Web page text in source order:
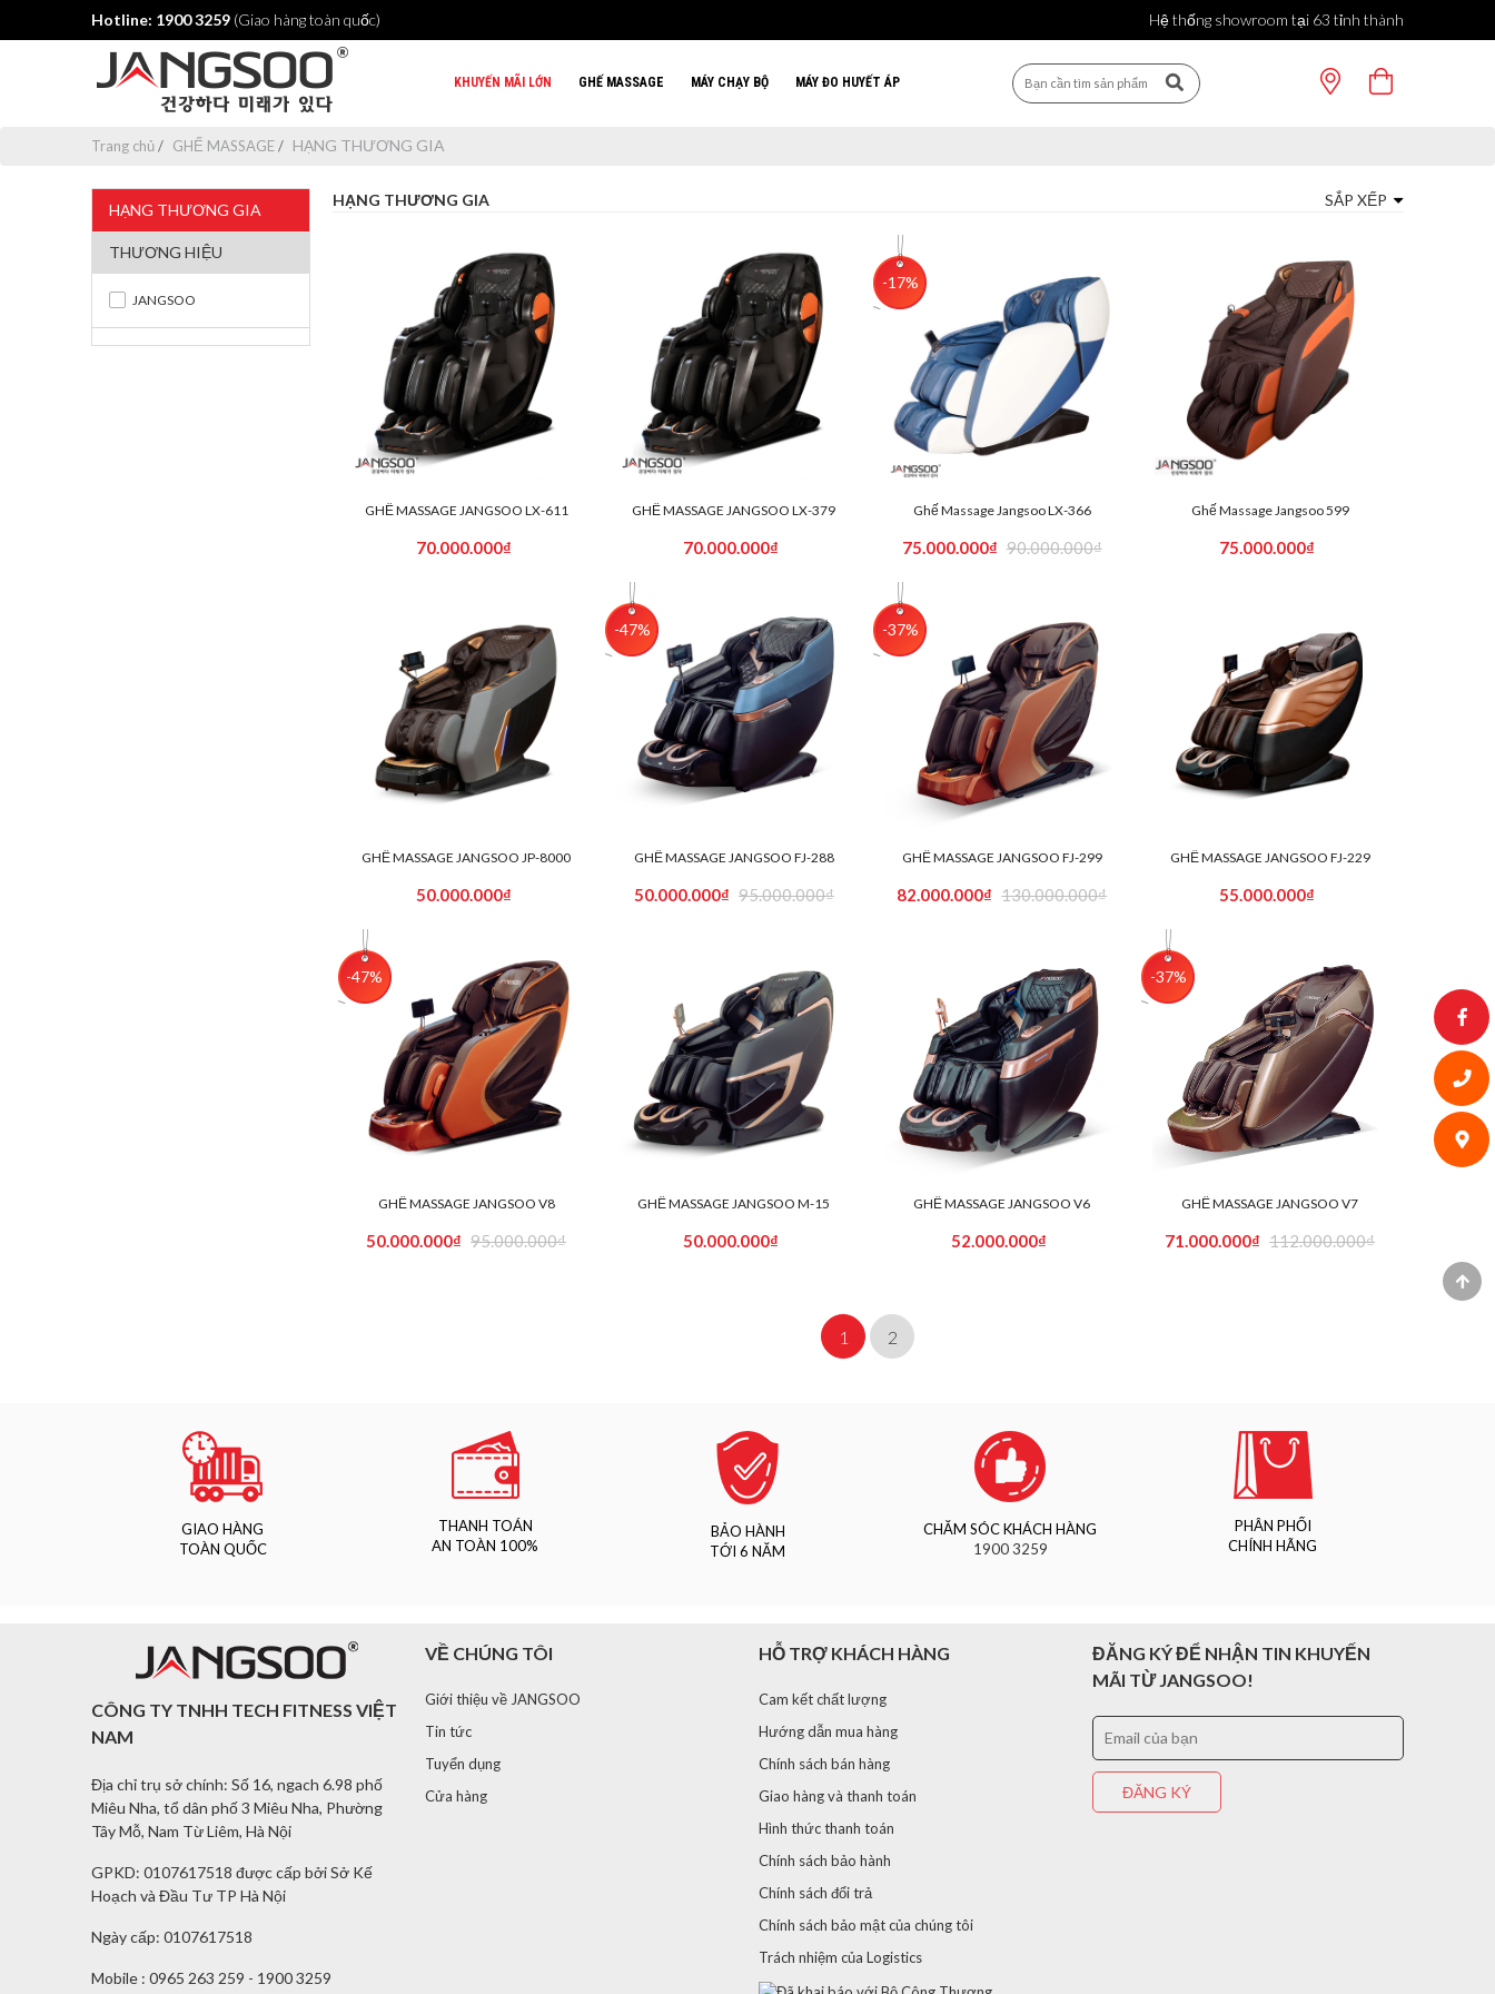
Hotline: 1900 3259 (Giao hàng toàn quốc) Hệ thống showroom tại 63 tỉnh thành
KHUYẾN MÃI LỚN GHẾ MASSAGE MÁY CHẠY BỘ MÁY ĐO HUYẾT ÁP
Trang chủ GHẾ MASSAGE HẠNG THƯƠNG GIA
HẠNG THƯƠNG GIA
THƯƠNG HIỆU
JANGSOO
SẮP XẾP
HẠNG THƯƠNG GIA
GHẾ MASSAGE JANGSOO LX-611
70.000.000₫
GHẾ MASSAGE JANGSOO LX-379
70.000.000₫
-17%
Ghế Massage Jangsoo LX-366
75.000.000₫ 90.000.000₫
Ghế Massage Jangsoo 599
75.000.000₫
GHẾ MASSAGE JANGSOO JP-8000
50.000.000₫
-47%
GHẾ MASSAGE JANGSOO FJ-288
50.000.000₫ 95.000.000₫
-37%
GHẾ MASSAGE JANGSOO FJ-299
82.000.000₫ 130.000.000₫
GHẾ MASSAGE JANGSOO FJ-229
55.000.000₫
-47%
GHẾ MASSAGE JANGSOO V8
50.000.000₫ 95.000.000₫
GHẾ MASSAGE JANGSOO M-15
50.000.000₫
GHẾ MASSAGE JANGSOO V6
52.000.000₫
-37%
GHẾ MASSAGE JANGSOO V7
71.000.000₫ 112.000.000₫
1 2
GIAO HÀNG
TOÀN QUỐC
THANH TOÁN
AN TOÀN 100%
BẢO HÀNH
TỚI 6 NĂM
CHĂM SÓC KHÁCH HÀNG
1900 3259
PHÂN PHỐI
CHÍNH HÃNG
CÔNG TY TNHH TECH FITNESS VIỆT
NAM
Địa chỉ trụ sở chính: Số 16, ngach 6.98 phố
Miêu Nha, tổ dân phố 3 Miêu Nha, Phường
Tây Mỗ, Nam Từ Liêm, Hà Nội
GPKD: 0107617518 được cấp bởi Sở Kế
Hoạch và Đầu Tư TP Hà Nội
Ngày cấp: 0107617518
Mobile : 0965 263 259 - 1900 3259
ĐĂNG KÝ ĐỂ NHẬN TIN KHUYẾN
MÃI TỪ JANGSOO!
VỀ CHÚNG TÔI
Giới thiệu về JANGSOO
Tin tức
Tuyển dụng
Cửa hàng
HỖ TRỢ KHÁCH HÀNG
Cam kết chất lượng
Hướng dẫn mua hàng
Chính sách bán hàng
Giao hàng và thanh toán
Hình thức thanh toán
Chính sách bảo hành
Chính sách đổi trả
Chính sách bảo mật của chúng tôi
Trách nhiệm của Logistics